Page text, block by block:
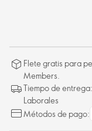
Flete gratis para
Members.
Tiempo de
Laborales
Métodos de pago: